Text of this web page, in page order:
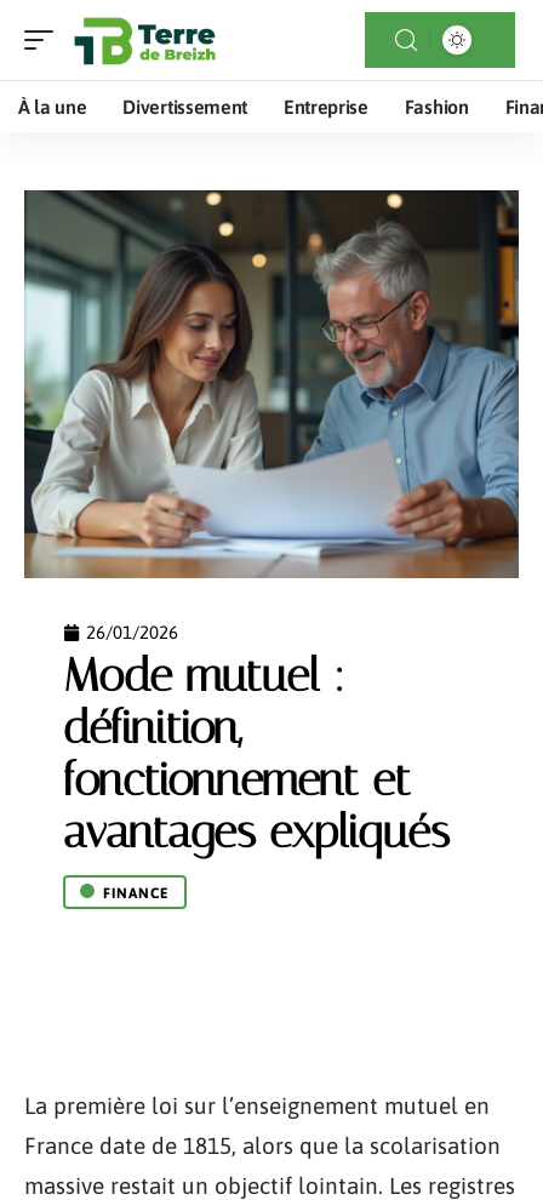
À la une Divertissement Entreprise Fashion
26/01/2026
Mode mutuel :
définition,
fonctionnement et
avantages expliqués
FINANCE
La première loi sur l’enseignement mutuel en
France date de 1815, alors que la scolarisation
massive restait un objectif lointain. Les registres